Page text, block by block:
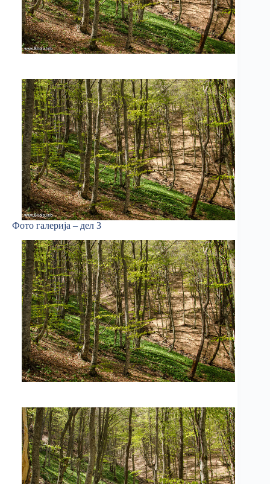
Фото галерија – дел 3